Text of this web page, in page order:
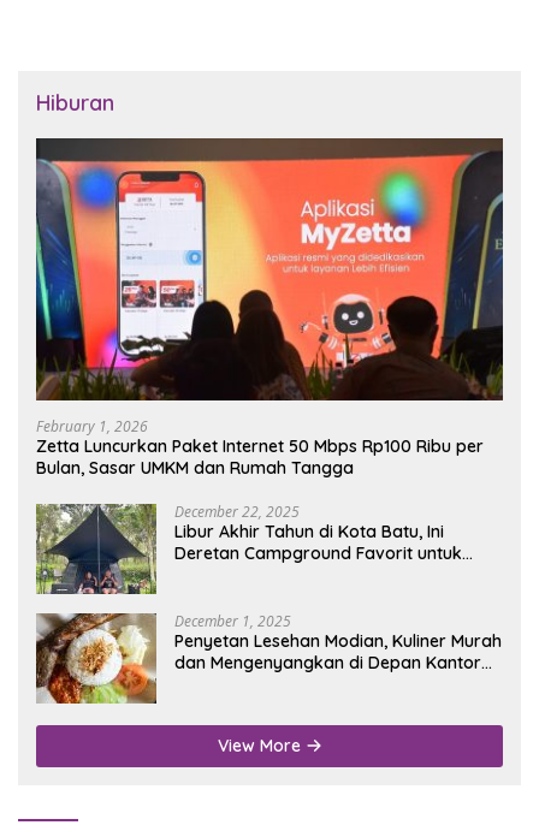
Hiburan
February 1, 2026
Zetta Luncurkan Paket Internet 50 Mbps Rp100 Ribu per
Bulan, Sasar UMKM dan Rumah Tangga
December 22, 2025
Libur Akhir Tahun di Kota Batu, Ini
Deretan Campground Favorit untuk
December 1, 2025
Penyetan Lesehan Modian, Kuliner Murah
dan Mengenyangkan di Depan Kantor
View More